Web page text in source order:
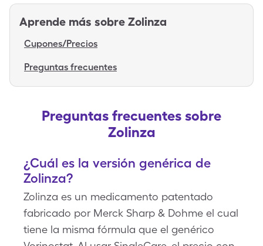
Aprende más sobre Zolinza
Cupones/Precios
Preguntas frecuentes
Preguntas frecuentes sobre
Zolinza
¿Cuál es la versión genérica de
Zolinza?
Zolinza es un medicamento patentado
fabricado por Merck Sharp & Dohme el cual
tiene la misma fórmula que el genérico